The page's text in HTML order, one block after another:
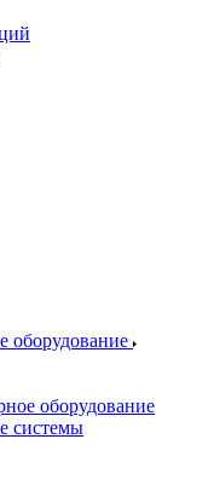
оборудование
оборудование
системы